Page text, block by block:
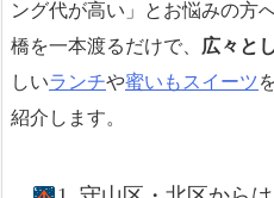
ング代が高い」とお悩みの方へ
橋を一本渡るだけで、 広々と
しいランチや蜜いもスイーツ
紹介します。